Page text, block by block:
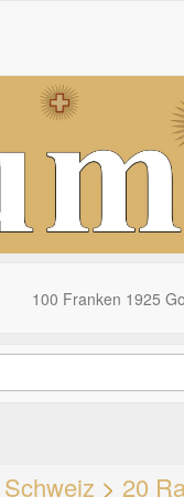
100 Franken 1925
> 20